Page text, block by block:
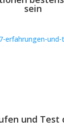
sein
und Test